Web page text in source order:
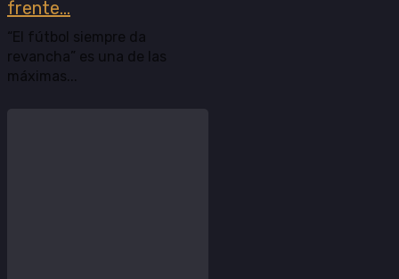
frente...
“El fútbol siempre da
revancha” es una de las
máximas...